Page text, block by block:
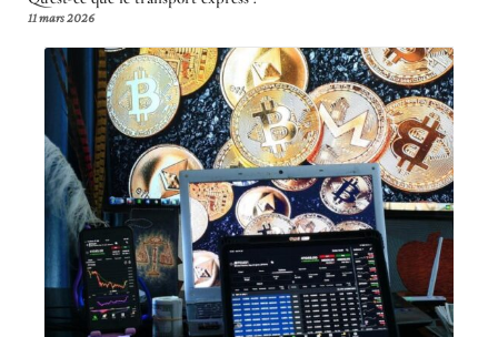
11 mars 2026